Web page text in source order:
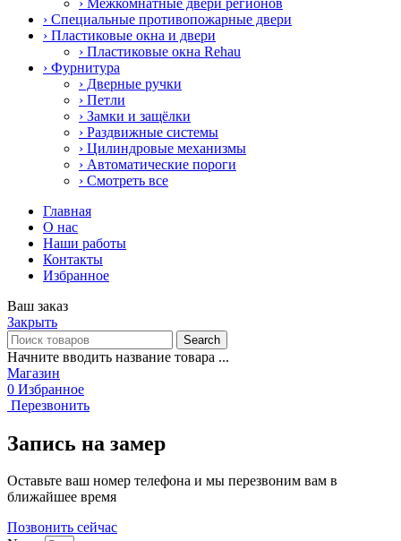
› Специальные противопожарные двери
› Пластиковые окна и двери
› Пластиковые окна Rehau
› Фурнитура
› Дверные ручки
› Петли
› Замки и защёлки
› Раздвижные системы
› Цилиндровые механизмы
› Автоматические пороги
› Смотреть все
Главная
О нас
Наши работы
Контакты
Избранное
Ваш заказ
Закрыть
Search
Начните вводить название товара ...
Магазин
0 Избранное
Перезвонить
Запись на замер
Оставьте ваш номер телефона и мы перезвоним вам в
ближайшее время
Позвонить сейчас